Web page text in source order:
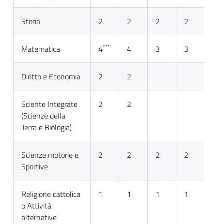
Storia 2 2 2 2
Matematica 4*** 4 3 3
Diritto e Economia 2 2
Sciente Integrate
(Scienze della
Terra e Biologia)
2 2
Scienze motorie e
Sportive
2 2 2 2
Religione cattolica
o Attività
alternative
1 1 1 1